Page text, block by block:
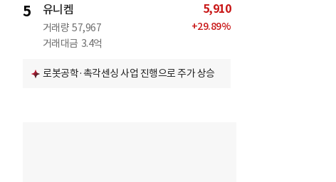
5 유니켐
거래량 57,967
거래대금 3.4억
5,910
+29.89%
로봇공학·촉각센싱 사업 진행으로 주가 상승